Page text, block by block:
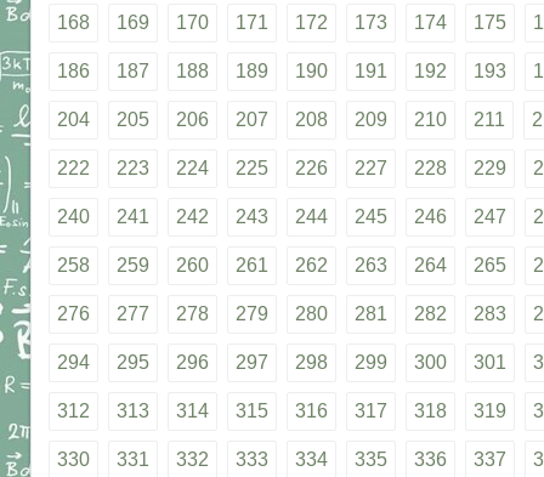
168 169 170 171 172 173 174 175
186 187 188 189 190 191 192 193
204 205 206 207 208 209 210 211
222 223 224 225 226 227 228 229
240 241 242 243 244 245 246 247
258 259 260 261 262 263 264 265
276 277 278 279 280 281 282 283
294 295 296 297 298 299 300 301
312 313 314 315 316 317 318 319
330 331 332 333 334 335 336 337